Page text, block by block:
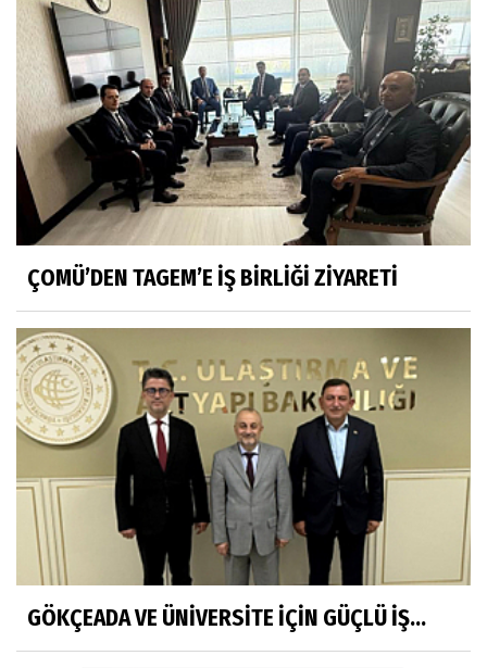
ÇOMÜ’DEN TAGEM’E İŞ BİRLİĞİ ZİYARETİ
GÖKÇEADA VE ÜNİVERSİTE İÇİN GÜÇLÜ İŞ...